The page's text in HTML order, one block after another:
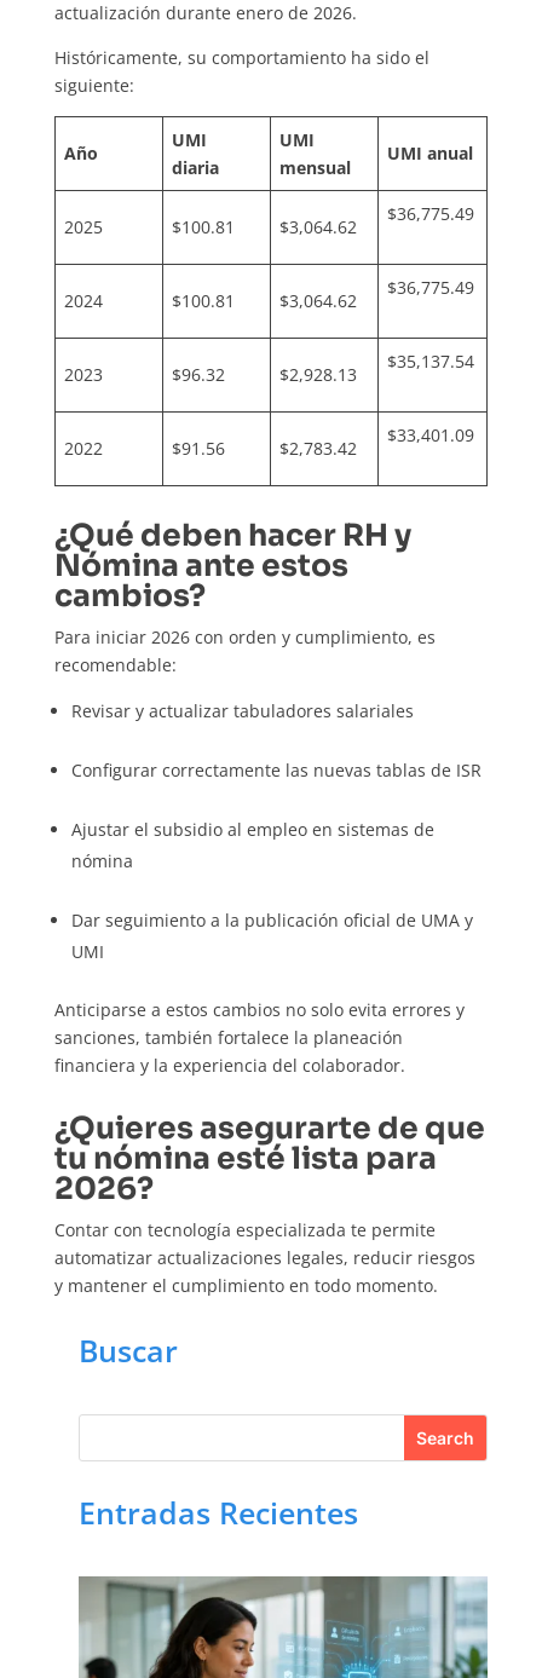
actualización durante enero de 2026.
Históricamente, su comportamiento ha sido el
siguiente:
Año
UMI
diaria
UMI
mensual
UMI anual
2025 $100.81 $3,064.62
$36,775.49
2024 $100.81 $3,064.62
$36,775.49
2023 $96.32 $2,928.13
$35,137.54
2022 $91.56 $2,783.42
$33,401.09
¿Qué deben hacer RH y
Nómina ante estos
cambios?
Para iniciar 2026 con orden y cumplimiento, es
recomendable:
Revisar y actualizar tabuladores salariales
Configurar correctamente las nuevas tablas de ISR
Ajustar el subsidio al empleo en sistemas de
nómina
Dar seguimiento a la publicación oficial de UMA y
UMI
Anticiparse a estos cambios no solo evita errores y
sanciones, también fortalece la planeación
financiera y la experiencia del colaborador.
¿Quieres asegurarte de que
tu nómina esté lista para
2026?
Contar con tecnología especializada te permite
automatizar actualizaciones legales, reducir riesgos
y mantener el cumplimiento en todo momento.
Buscar
Entradas Recientes